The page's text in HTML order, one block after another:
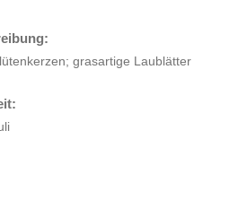
grasartige Laublätter